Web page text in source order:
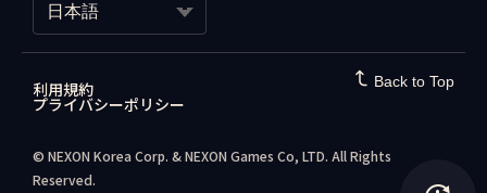
日本語
日本語
利用規約
プライバシーポリシー
Back to Top
© NEXON Korea Corp. & NEXON Games Co, LTD. All Rights
Reserved.